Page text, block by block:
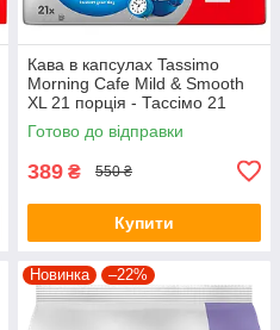
Кава в капсулах Tassimo
Morning Cafe Mild & Smooth
XL 21 порція - Тассімо 21
капсула BIG PACK
Готово до відправки
389 ₴ 550 ₴
Купити
Новинка –22%